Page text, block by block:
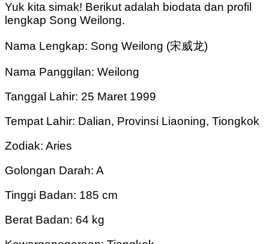
Yuk kita simak! Berikut adalah biodata dan profil
lengkap Song Weilong.
Nama Lengkap: Song Weilong (宋威龙)
Nama Panggilan: Weilong
Tanggal Lahir: 25 Maret 1999
Tempat Lahir: Dalian, Provinsi Liaoning, Tiongkok
Zodiak: Aries
Golongan Darah: A
Tinggi Badan: 185 cm
Berat Badan: 64 kg